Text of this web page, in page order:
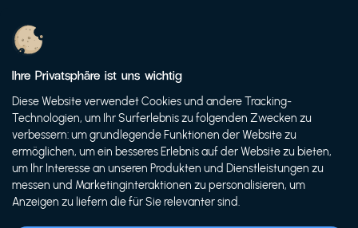
Datenschutz
Nutzungsbedingungen
© 2021 FutureBens GmbH
Ihre Privatsphäre ist uns wichtig
Diese Website verwendet Cookies und andere Tracking-
Technologien, um Ihr Surferlebnis zu folgenden Zwecken zu
verbessern: um grundlegende Funktionen der Website zu
ermöglichen, um ein besseres Erlebnis auf der Website zu bieten,
um Ihr Interesse an unseren Produkten und Dienstleistungen zu
messen und Marketinginteraktionen zu personalisieren, um
Anzeigen zu liefern die für Sie relevanter sind.